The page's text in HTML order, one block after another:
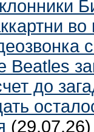
во
Beatles
до
(29.07.26)